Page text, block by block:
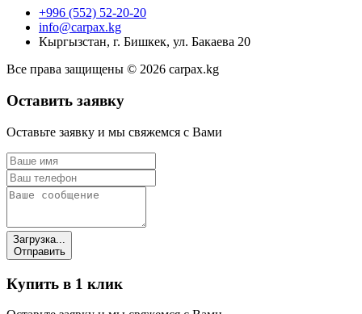
+996 (552) 52-20-20
info@carpax.kg
Кыргызстан, г. Бишкек, ул. Бакаева 20
Все права защищены © 2026 carpax.kg
Оставить заявку
Оставьте заявку и мы свяжемся с Вами
Загрузка...
Отправить
Купить в 1 клик